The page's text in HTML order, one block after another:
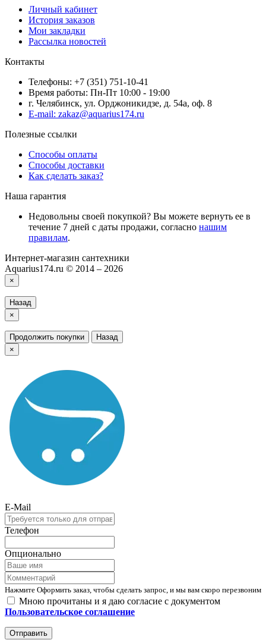
Личный кабинет
История заказов
Мои закладки
Рассылка новостей
Контакты
Телефоны: +7 (351) 751-10-41
Время работы: Пн-Пт 10:00 - 19:00
г. Челябинск, ул. Орджоникидзе, д. 54а, оф. 8
E-mail: zakaz@aquarius174.ru
Полезные ссылки
Способы оплаты
Способы доставки
Как сделать заказ?
Наша гарантия
Недовольны своей покупкой? Вы можете вернуть ее в
течение 7 дней с даты продажи, согласно нашим
правилам.
Интернет-магазин сантехники
Aquarius174.ru © 2014 – 2026
×
Назад
×
Продолжить покупки
Назад
×
E-Mail
Телефон
Опционально
Нажмите Оформить заказ, чтобы сделать запрос, и мы вам скоро перезвоним
Мною прочитаны и я даю согласие с документом
Пользовательское соглашение
Отправить